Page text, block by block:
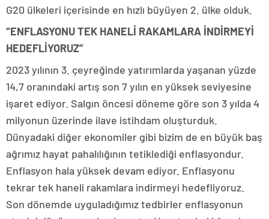
G20 ülkeleri içerisinde en hızlı büyüyen 2. ülke olduk.
“ENFLASYONU TEK HANELİ RAKAMLARA İNDİRMEYİ
HEDEFLİYORUZ”
2023 yılının 3. çeyreğinde yatırımlarda yaşanan yüzde
14,7 oranındaki artış son 7 yılın en yüksek seviyesine
işaret ediyor. Salgın öncesi döneme göre son 3 yılda 4
milyonun üzerinde ilave istihdam oluşturduk.
Dünyadaki diğer ekonomiler gibi bizim de en büyük baş
ağrımız hayat pahalılığının tetiklediği enflasyondur.
Enflasyon hala yüksek devam ediyor. Enflasyonu
tekrar tek haneli rakamlara indirmeyi hedefliyoruz.
Son dönemde uyguladığımız tedbirler enflasyonun